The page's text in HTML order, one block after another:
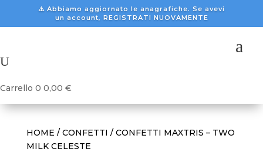
⚠️ Abbiamo aggiornato le anagrafiche. Se avevi
un account, REGISTRATI NUOVAMENTE
a
U
Carrello 0 0,00 €
HOME / CONFETTI / CONFETTI MAXTRIS – TWO
MILK CELESTE